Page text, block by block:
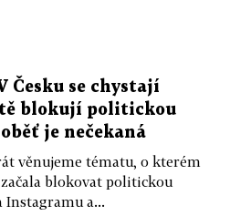
Česku se chystají
blokují politickou
je nečekaná
věnujeme tématu, o kterém
blokovat politickou
Instagramu a...